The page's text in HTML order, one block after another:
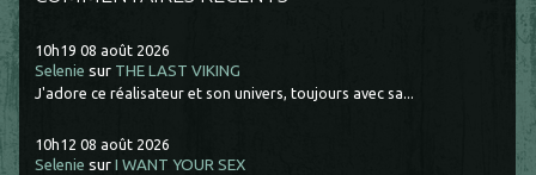
10h19 08 août 2026
Selenie sur THE LAST VIKING
J'adore ce réalisateur et son univers, toujours avec sa...
10h12 08 août 2026
Selenie surI WANT YOUR SEX